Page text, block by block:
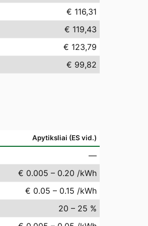
€ 116,31
€ 119,43
€ 123,79
€ 99,82
Apytiksliai (ES vid.)
—
€ 0.005 – 0.20 /kWh
€ 0.05 – 0.15 /kWh
20 – 25 %